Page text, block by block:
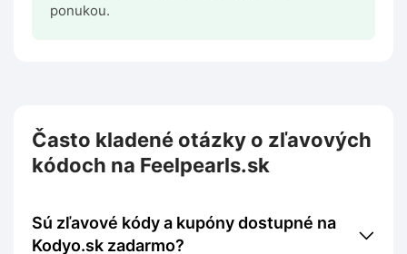
ponukou.
Často kladené otázky o zľavových
kódoch na Feelpearls.sk
Sú zľavové kódy a kupóny dostupné na
Kodyo.sk zadarmo?